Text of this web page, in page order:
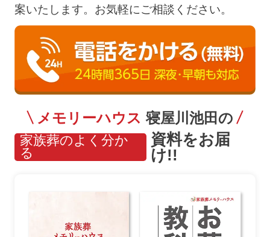
案いたします。お気軽にご相談ください。
メモリーハウス 寝屋川池田の
家族葬のよく分か
る
資料をお届
け!!